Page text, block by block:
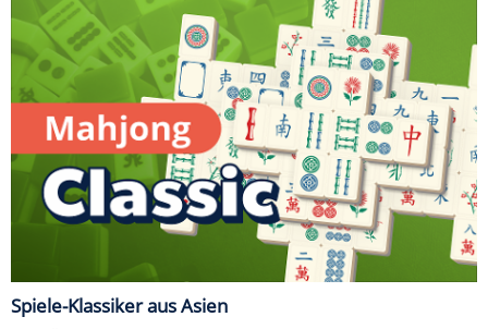
Spiele-Klassiker aus Asien